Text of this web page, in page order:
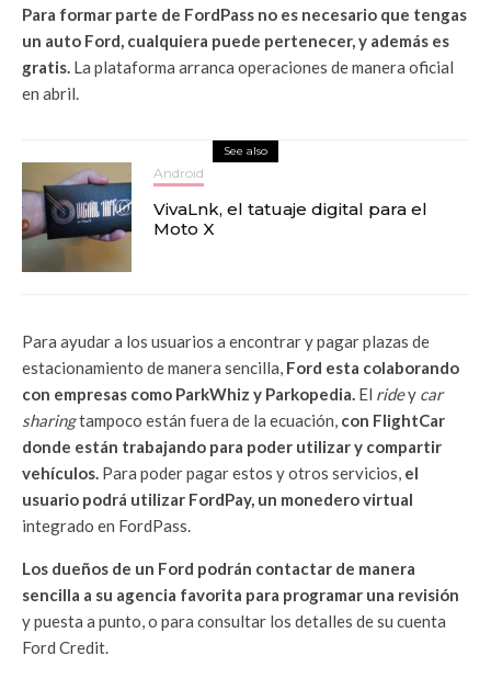
Para formar parte de FordPass no es necesario que tengas
un auto Ford, cualquiera puede pertenecer, y además es
gratis. La plataforma arranca operaciones de manera oficial
en abril.
See also
Android
VivaLnk, el tatuaje digital para el
Moto X
Para ayudar a los usuarios a encontrar y pagar plazas de
estacionamiento de manera sencilla, Ford esta colaborando
con empresas como ParkWhiz y Parkopedia. El ridey car
sharingtampoco están fuera de la ecuación, con FlightCar
donde están trabajando para poder utilizar y compartir
vehículos. Para poder pagar estos y otros servicios, el
usuario podrá utilizar FordPay, un monedero virtual
integrado en FordPass.
Los dueños de un Ford podrán contactar de manera
sencilla a su agencia favorita para programar una revisión
y puesta a punto, o para consultar los detalles de su cuenta
Ford Credit.